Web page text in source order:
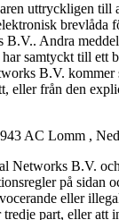
uttryckligen
brevlåda
Andra
samtyckt till ett
B.V. kommer
eller från den
AC Lomm ,
Networks B.V.
på sidan
eller
part, eller